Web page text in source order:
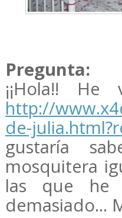
Pregunta:
¡¡Hola!! He
http://
de-
gustaría
mosquitera
las que he
demasiado...